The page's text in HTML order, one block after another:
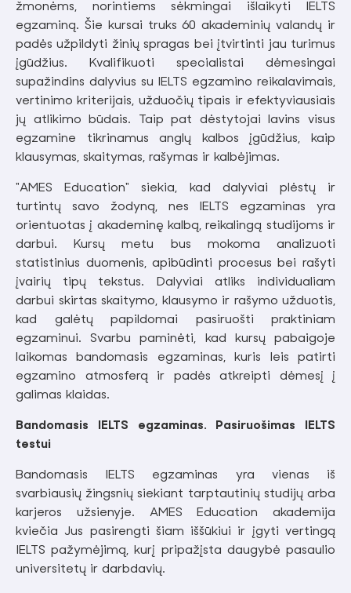
žmonėms, norintiems sėkmingai išlaikyti IELTS
egzaminą. Šie kursai truks 60 akademinių valandų ir
padės užpildyti žinių spragas bei įtvirtinti jau turimus
įgūdžius. Kvalifikuoti specialistai dėmesingai
supažindins dalyvius su IELTS egzamino reikalavimais,
vertinimo kriterijais, užduočių tipais ir efektyviausiais
jų atlikimo būdais. Taip pat dėstytojai lavins visus
egzamine tikrinamus anglų kalbos įgūdžius, kaip
klausymas, skaitymas, rašymas ir kalbėjimas.
"AMES Education" siekia, kad dalyviai plėstų ir
turtintų savo žodyną, nes IELTS egzaminas yra
orientuotas į akademinę kalbą, reikalingą studijoms ir
darbui. Kursų metu bus mokoma analizuoti
statistinius duomenis, apibūdinti procesus bei rašyti
įvairių tipų tekstus. Dalyviai atliks individualiam
darbui skirtas skaitymo, klausymo ir rašymo užduotis,
kad galėtų papildomai pasiruošti praktiniam
egzaminui. Svarbu paminėti, kad kursų pabaigoje
laikomas bandomasis egzaminas, kuris leis patirti
egzamino atmosferą ir padės atkreipti dėmesį į
galimas klaidas.
Bandomasis IELTS egzaminas. Pasiruošimas IELTS
testui
Bandomasis IELTS egzaminas yra vienas iš
svarbiausių žingsnių siekiant tarptautinių studijų arba
karjeros užsienyje. AMES Education akademija
kviečia Jus pasirengti šiam iššūkiui ir įgyti vertingą
IELTS pažymėjimą, kurį pripažįsta daugybė pasaulio
universitetų ir darbdavių.